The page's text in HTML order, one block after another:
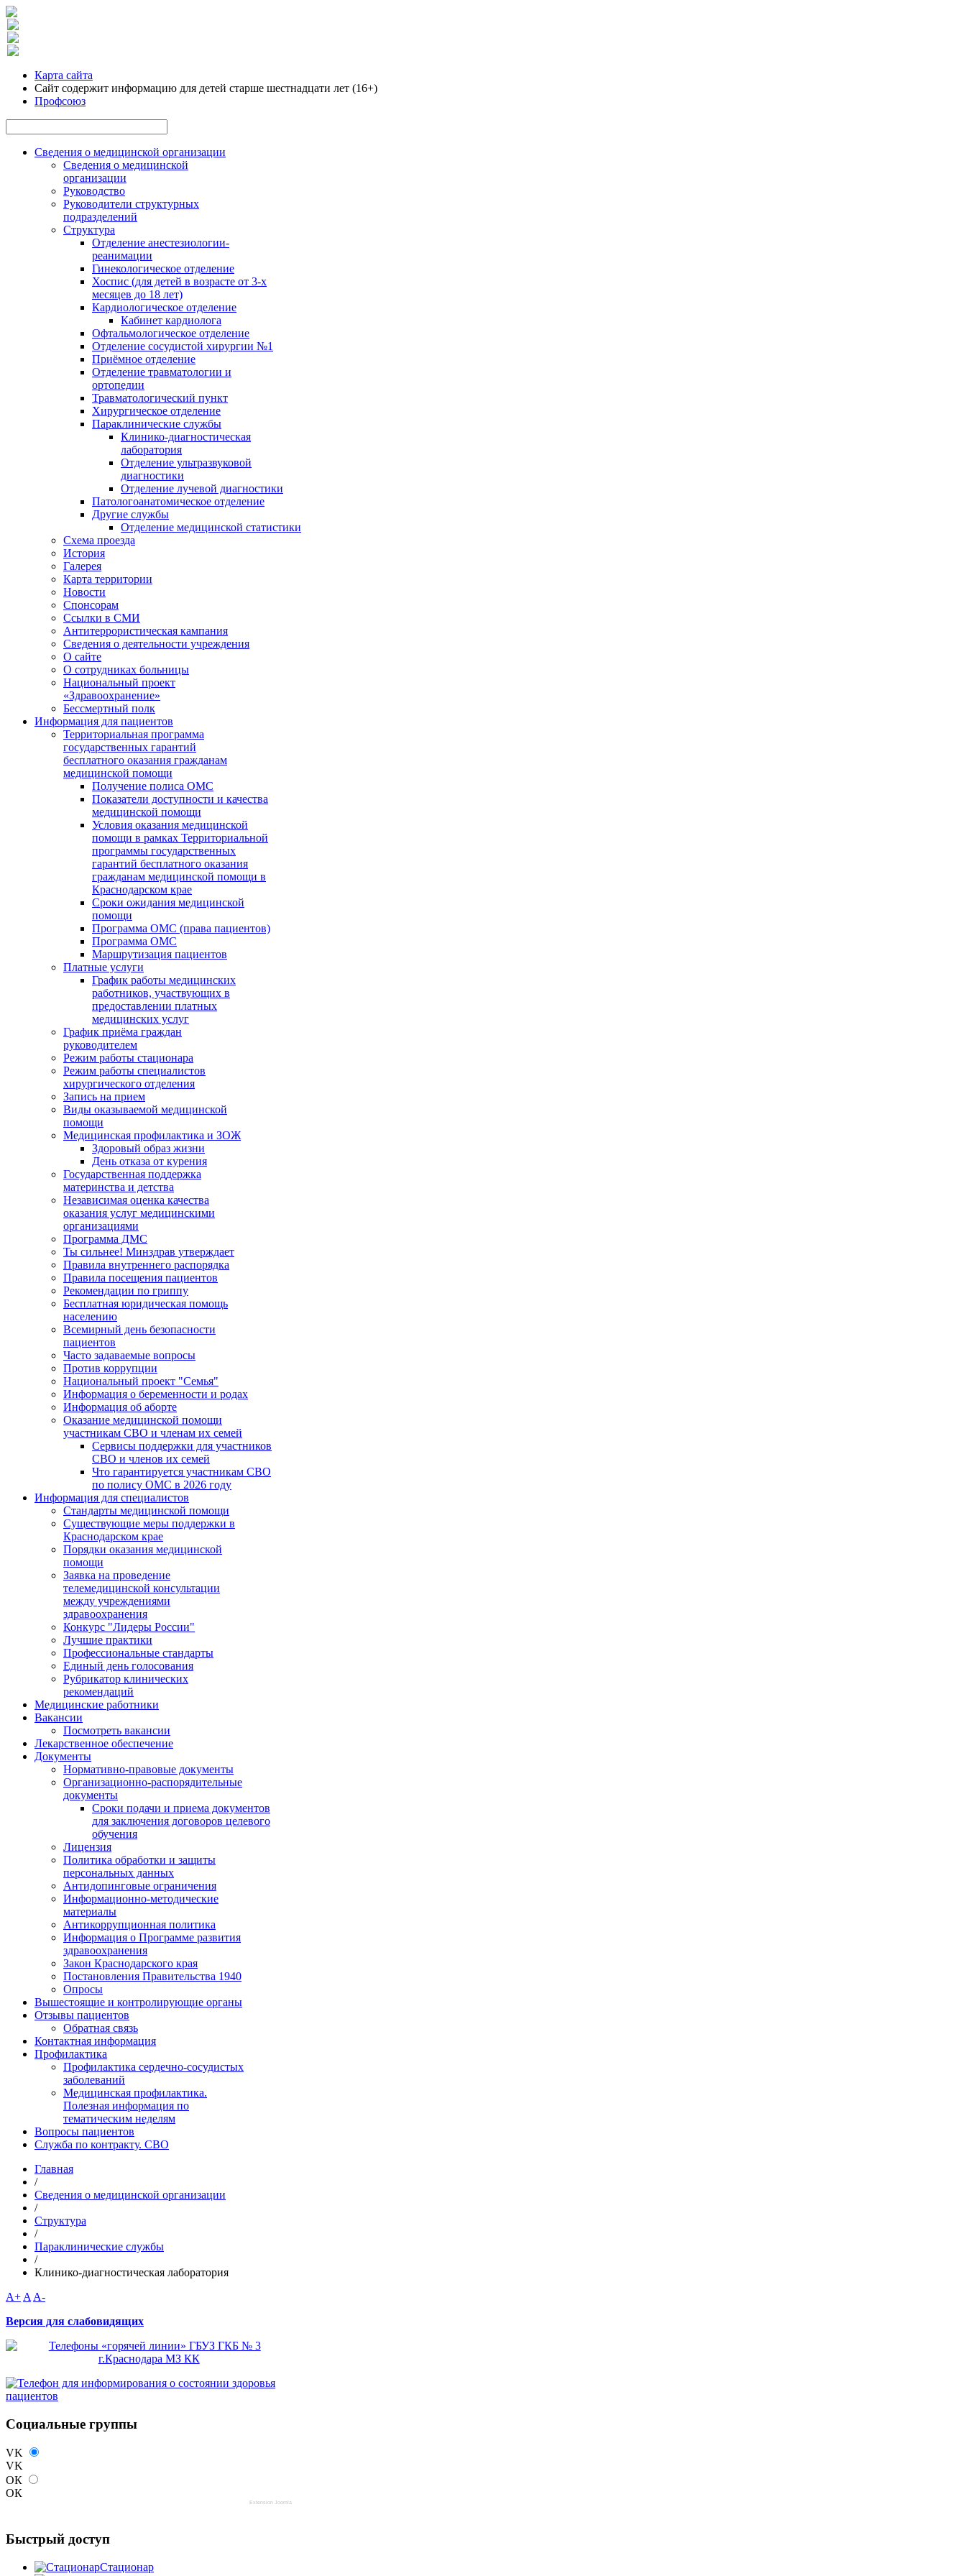
Карта сайта
Сайт содержит информацию для детей старше шестнадцати лет (16+)
Профсоюз
Сведения о медицинской организации
Сведения о медицинской
организации
Руководство
Руководители структурных
подразделений
Структура
Отделение анестезиологии-
реанимации
Гинекологическое отделение
Хоспис (для детей в возрасте от 3-х
месяцев до 18 лет)
Кардиологическое отделение
Кабинет кардиолога
Офтальмологическое отделение
Отделение сосудистой хирургии №1
Приёмное отделение
Отделение травматологии и
ортопедии
Травматологический пункт
Хирургическое отделение
Параклинические службы
Клинико-диагностическая
лаборатория
Отделение ультразвуковой
диагностики
Отделение лучевой диагностики
Патологоанатомическое отделение
Другие службы
Отделение медицинской статистики
Схема проезда
История
Галерея
Карта территории
Новости
Спонсорам
Ссылки в СМИ
Антитеррористическая кампания
Сведения о деятельности учреждения
О сайте
О сотрудниках больницы
Национальный проект
«Здравоохранение»
Бессмертный полк
Информация для пациентов
Территориальная программа
государственных гарантий
бесплатного оказания гражданам
медицинской помощи
Получение полиса ОМС
Показатели доступности и качества
медицинской помощи
Условия оказания медицинской
помощи в рамках Территориальной
программы государственных
гарантий бесплатного оказания
гражданам медицинской помощи в
Краснодарском крае
Сроки ожидания медицинской
помощи
Программа ОМС (права пациентов)
Программа ОМС
Маршрутизация пациентов
Платные услуги
График работы медицинских
работников, участвующих в
предоставлении платных
медицинских услуг
График приёма граждан
руководителем
Режим работы стационара
Режим работы специалистов
хирургического отделения
Запись на прием
Виды оказываемой медицинской
помощи
Медицинская профилактика и ЗОЖ
Здоровый образ жизни
День отказа от курения
Государственная поддержка
материнства и детства
Независимая оценка качества
оказания услуг медицинскими
организациями
Программа ДМС
Ты сильнее! Минздрав утверждает
Правила внутреннего распорядка
Правила посещения пациентов
Рекомендации по гриппу
Бесплатная юридическая помощь
населению
Всемирный день безопасности
пациентов
Часто задаваемые вопросы
Против коррупции
Национальный проект "Семья"
Информация о беременности и родах
Информация об аборте
Оказание медицинской помощи
участникам СВО и членам их семей
Сервисы поддержки для участников
СВО и членов их семей
Что гарантируется участникам СВО
по полису ОМС в 2026 году
Информация для специалистов
Стандарты медицинской помощи
Существующие меры поддержки в
Краснодарском крае
Порядки оказания медицинской
помощи
Заявка на проведение
телемедицинской консультации
между учреждениями
здравоохранения
Конкурс "Лидеры России"
Лучшие практики
Профессиональные стандарты
Единый день голосования
Рубрикатор клинических
рекомендаций
Медицинские работники
Вакансии
Посмотреть вакансии
Лекарственное обеспечение
Документы
Нормативно-правовые документы
Организационно-распорядительные
документы
Сроки подачи и приема документов
для заключения договоров целевого
обучения
Лицензия
Политика обработки и защиты
персональных данных
Антидопинговые ограничения
Информационно-методические
материалы
Антикоррупционная политика
Информация о Программе развития
здравоохранения
Закон Краснодарского края
Постановления Правительства 1940
Опросы
Вышестоящие и контролирующие органы
Отзывы пациентов
Обратная связь
Контактная информация
Профилактика
Профилактика сердечно-сосудистых
заболеваний
Медицинская профилактика.
Полезная информация по
тематическим неделям
Вопросы пациентов
Служба по контракту. СВО
Главная
/
Сведения о медицинской организации
/
Структура
/
Параклинические службы
/
Клинико-диагностическая лаборатория
A+ A A-
Версия для слабовидящих
Социальные группы
VK
VK
ОК
ОК
Extension Joomla
Быстрый доступ
Стационар